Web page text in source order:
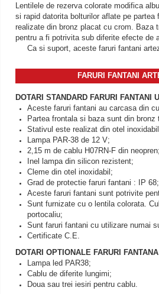
Lentilele de rezerva colorate modifica
si rapid datorita bolturilor aflate pe
realizate din bronz placat cu crom. Baza
pentru a fi potrivita sub diferite efecte de
Ca si suport, aceste faruri fantani
FARURI FANTANI
DOTARI STANDARD FARURI FANTANI
Aceste faruri fantani au carcasa din
Partea frontala si baza sunt din
Stativul este realizat din otel
Lampa PAR-38 de 12 V;
2,15 m de cablu H07RN-F din neopren;
Inel lampa din silicon rezistent;
Cleme din otel inoxidabil;
Grad de protectie faruri fantani : IP 68;
Aceste faruri fantani sunt potrivite
Sunt furnizate cu o lentila colorata.
portocaliu;
Sunt faruri fantani cu utilizare numai
Certificate C.E.
DOTARI OPTIONALE FARURI
Lampa led PAR38;
Cablu de diferite lungimi;
Doua sau trei iesiri pentru cablu.